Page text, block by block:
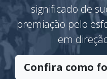
O Troféu
significado de
premiação pelo
em